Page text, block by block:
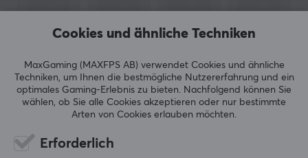
ARTIKEL-NUMMER:
Unsere Artikel-Nr. 12314
MARKE
Deltaco – Alles in der Unterhaltungselektronik. Was
zunächst mit dem Import von Kabeln begann,
entwickelte sich später zu selbst produzierten
ZEIGE MEHR
BEWERTUNGEN (0)
Cookies und ähnliche Techniken
MaxGaming (MAXFPS AB) verwendet Cookies und ähnliche
Techniken, um Ihnen die bestmögliche Nutzererfahrung und ein
optimales Gaming-Erlebnis zu bieten.
Nachfolgend können Sie
wählen, ob Sie alle Cookies akzeptieren oder nur bestimmte
Arten von Cookies erlauben möchten.
Erforderlich